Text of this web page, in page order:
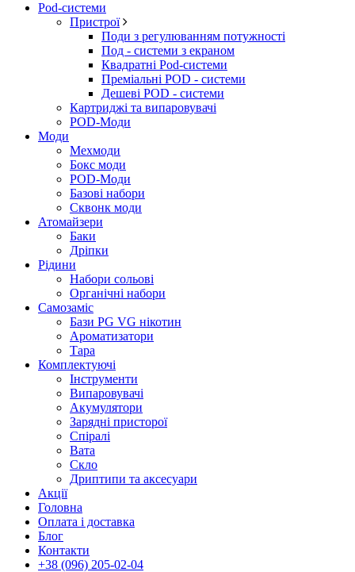
Pod-системи
Пристрої
Поди з регулюванням потужності
Под - системи з екраном
Квадратні Pod-системи
Преміальні POD - системи
Дешеві POD - системи
Картриджі та випаровувачі
POD-Моди
Моди
Мехмоди
Бокс моди
POD-Моди
Базові набори
Сквонк моди
Атомайзери
Баки
Дріпки
Рідини
Набори сольові
Органічні набори
Самозаміс
Бази PG VG нікотин
Ароматизатори
Тара
Комплектуючі
Інструменти
Випаровувачі
Акумулятори
Зарядні присторої
Спіралі
Вата
Скло
Дриптипи та аксесуари
Акції
Головна
Оплата і доставка
Блог
Контакти
+38 (096) 205-02-04